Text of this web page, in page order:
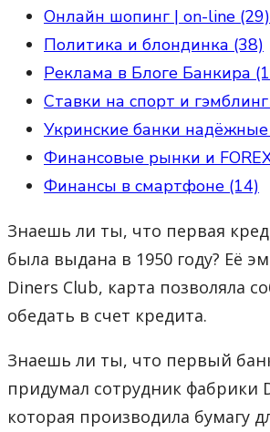
Онлайн шопинг | on-line (29)
Политика и блондинка (38)
Реклама в Блоге Банкира
Ставки на спорт и
Укринские банки
Финансовые рынки и
Финансы в смартфоне (14)
Знаешь ли ты, что первая
была выдана в 1950 году? Её
Diners Club, карта позволяла
обедать в счет кредита.
Знаешь ли ты, что первый
придумал сотрудник фабрики
которая производила бумагу